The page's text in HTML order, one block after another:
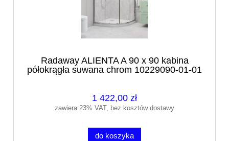
Radaway ALIENTA A 90 x 90 kabina
półokrągła suwana chrom 10229090-01-01
1 422,00 zł
zawiera 23% VAT, bez kosztów dostawy
do koszyka